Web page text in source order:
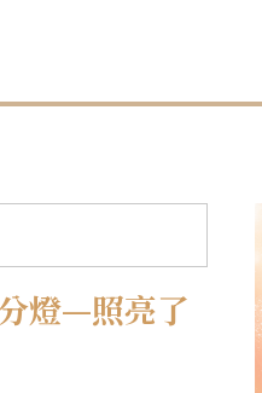
燈—照亮了